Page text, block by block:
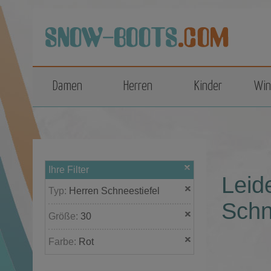
top
Damen Herren Kinder
Ihre Filter
Typ: Herren Schneestiefel
Größe: 30
Farbe: Rot